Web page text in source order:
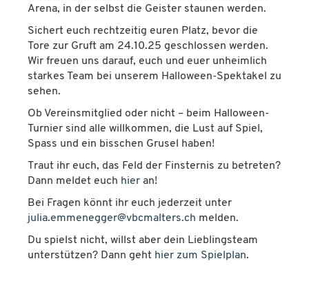
Arena, in der selbst die Geister staunen werden.
Sichert euch rechtzeitig euren Platz, bevor die
Tore zur Gruft am 24.10.25 geschlossen werden.
Wir freuen uns darauf, euch und euer unheimlich
starkes Team bei unserem Halloween-Spektakel zu
sehen.
Ob Vereinsmitglied oder nicht – beim Halloween-
Turnier sind alle willkommen, die Lust auf Spiel,
Spass und ein bisschen Grusel haben!
Traut ihr euch, das Feld der Finsternis zu betreten?
Dann meldet euch hier an!
Bei Fragen könnt ihr euch jederzeit unter
julia.emmenegger@vbcmalters.ch melden.
Du spielst nicht, willst aber dein Lieblingsteam
unterstützen? Dann geht hier zum Spielplan.